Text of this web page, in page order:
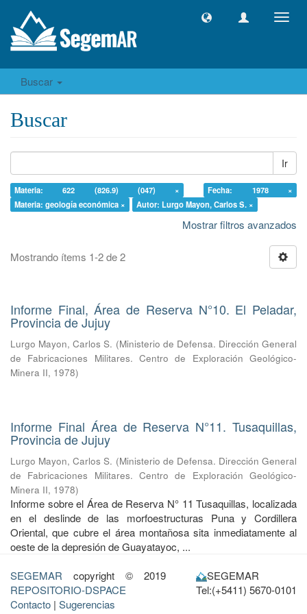
Buscar
Buscar
Ir
Materia: 622 (826.9) (047) ×
Fecha: 1978 ×
Materia: geología económica ×
Autor: Lurgo Mayon, Carlos S. ×
Mostrar filtros avanzados
Mostrando ítems 1-2 de 2
Informe Final, Área de Reserva N°10. El Peladar,
Provincia de Jujuy
Lurgo Mayon, Carlos S. (Ministerio de Defensa. Dirección General
de Fabricaciones Militares. Centro de Exploración Geológico-
Minera II, 1978)
Informe Final Área de Reserva N°11. Tusaquillas,
Provincia de Jujuy
Lurgo Mayon, Carlos S. (Ministerio de Defensa. Dirección General
de Fabricaciones Militares. Centro de Exploración Geológico-
Minera II, 1978)
Informe sobre el Área de Reserva N° 11 Tusaquillas, localizada
en el deslinde de las morfoestructuras Puna y Cordillera
Oriental, que cubre el área montañosa sita inmediatamente al
oeste de la depresión de Guayatayoc, ...
SEGEMAR copyright © 2019
REPOSITORIO-DSPACE
Contacto | Sugerencias
SEGEMAR
Tel:(+5411) 5670-0101